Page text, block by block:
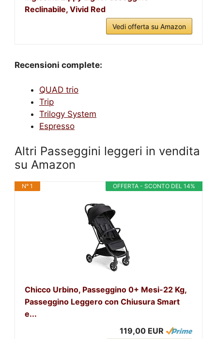
Reclinabile, Vivid Red
Vedi offerta su Amazon
Recensioni complete:
QUAD trio
Trip
Trilogy System
Espresso
Altri Passeggini leggeri in vendita
su Amazon
OFFERTA - SCONTO DEL 14%
N° 1
Chicco Urbino, Passeggino 0+ Mesi-22 Kg,
Passeggino Leggero con Chiusura Smart
e...
119,00 EUR